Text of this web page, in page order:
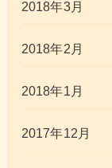
2018年3月
2018年2月
2018年1月
2017年12月